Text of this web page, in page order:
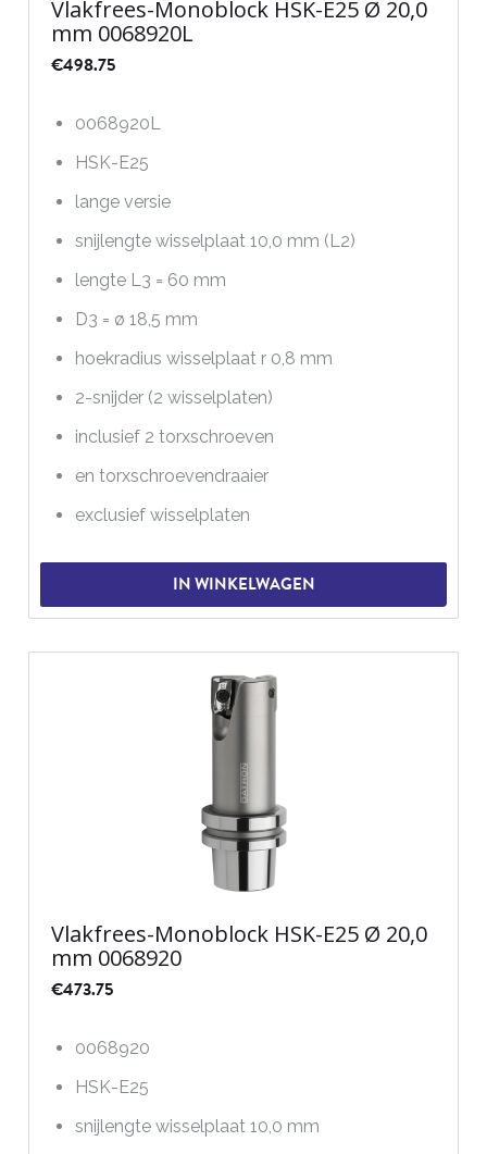
Vlakfrees-Monoblock HSK-E25 Ø 20,0
mm 0068920L
€498.75
0068920L
HSK-E25
lange versie
snijlengte wisselplaat 10,0 mm (L2)
lengte L3 = 60 mm
D3 = ø 18,5 mm
hoekradius wisselplaat r 0,8 mm
2-snijder (2 wisselplaten)
inclusief 2 torxschroeven
en torxschroevendraaier
exclusief wisselplaten
IN WINKELWAGEN
Vlakfrees-Monoblock HSK-E25 Ø 20,0
mm 0068920
€473.75
0068920
HSK-E25
snijlengte wisselplaat 10,0 mm